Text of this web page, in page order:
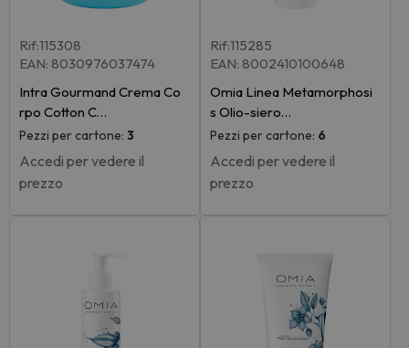
Rif:115308
EAN: 8030976037474
Intra Gourmand Crema Co
rpo Cotton C…
Pezzi per cartone: 3
Accedi per vedere il
prezzo
Rif:115285
EAN: 8002410100648
Omia Linea Metamorphosi
s Olio-siero…
Pezzi per cartone: 6
Accedi per vedere il
prezzo